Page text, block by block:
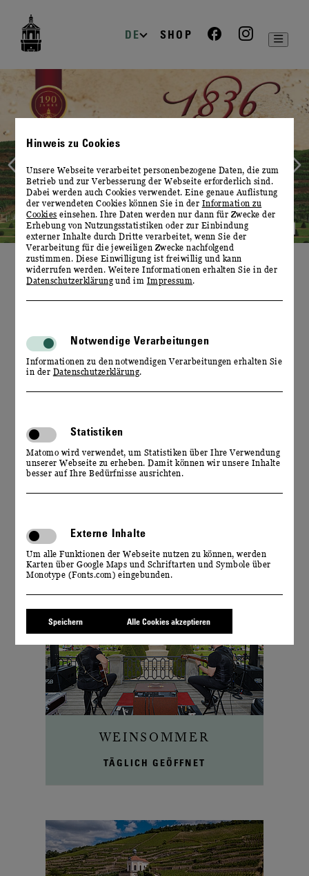
Navigation
DE SHOP
WILLKOMMEN
WILLKOMMEN IM REICH DER SINNE
WEINSOMMER
TÄGLICH GEÖFFNET
Hinweis zu Cookies
Unsere Webseite verarbeitet personenbezogene Daten, die zum
Betrieb und zur Verbesserung der Webseite erforderlich sind.
Dabei werden auch Cookies verwendet. Eine genaue Auflistung
der verwendeten Cookies können Sie in der Information zu
Cookies einsehen. Ihre Daten werden nur dann für Zwecke der
Erhebung von Nutzungsstatistiken oder zur Einbindung
externer Inhalte durch Dritte verarbeitet, wenn Sie der
Verarbeitung für die jeweiligen Zwecke nachfolgend
zustimmen. Diese Einwilligung ist freiwillig und kann
widerrufen werden. Weitere Informationen erhalten Sie in der
Datenschutzerklärung und im Impressum.
Notwendige Verarbeitungen
Informationen zu den notwendigen Verarbeitungen erhalten Sie
in der Datenschutzerklärung.
Statistiken
Matomo wird verwendet, um Statistiken über Ihre Verwendung
unserer Webseite zu erheben. Damit können wir unsere Inhalte
besser auf Ihre Bedürfnisse ausrichten.
Externe Inhalte
Um alle Funktionen der Webseite nutzen zu können, werden
Karten über Google Maps und Schriftarten und Symbole über
Monotype (Fonts.com) eingebunden.
Speichern Alle Cookies akzeptieren